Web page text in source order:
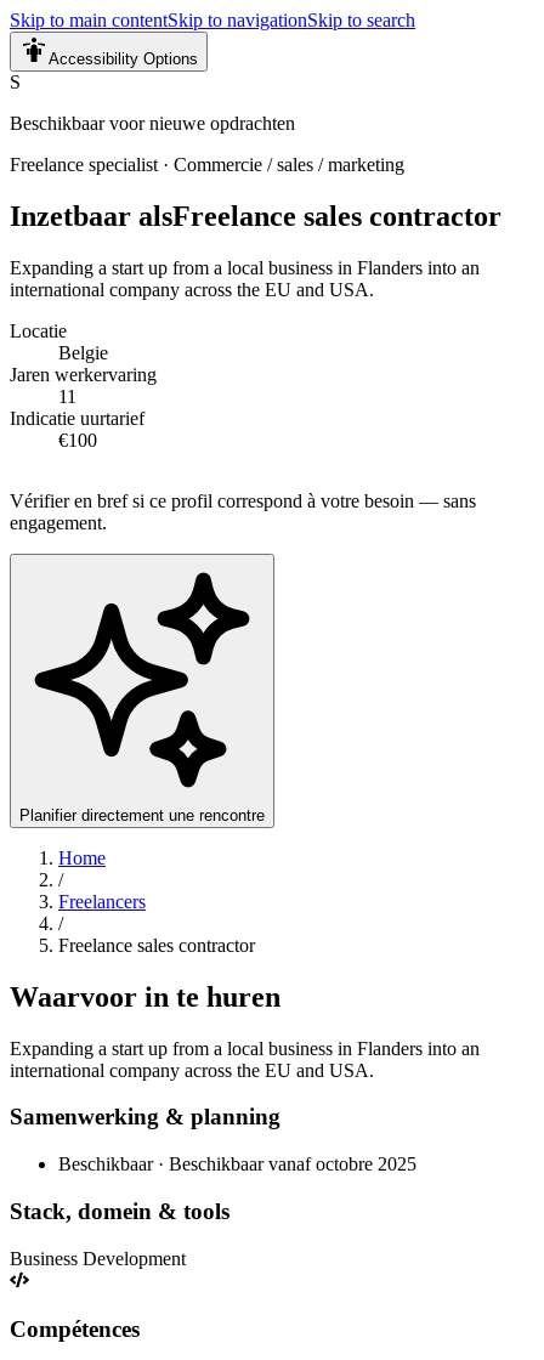
Skip to main contentSkip to navigationSkip to search
Accessibility Options
S
Beschikbaar voor nieuwe opdrachten
Freelance specialist · Commercie / sales / marketing
Inzetbaar alsFreelance sales contractor
Expanding a start up from a local business in Flanders into an
international company across the EU and USA.
Locatie
Belgie
Jaren werkervaring
11
Indicatie uurtarief
€100
Vérifier en bref si ce profil correspond à votre besoin — sans
engagement.
Planifier directement une rencontre
Home
/
Freelancers
/
Freelance sales contractor
Waarvoor in te huren
Expanding a start up from a local business in Flanders into an
international company across the EU and USA.
Samenwerking & planning
Beschikbaar · Beschikbaar vanaf octobre 2025
Stack, domein & tools
Business Development
Compétences